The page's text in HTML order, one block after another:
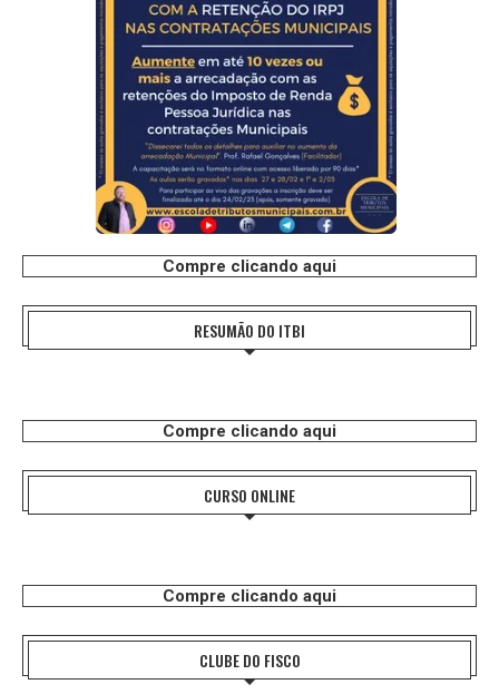
Compre clicando aqui
RESUMÃO DO ITBI
Compre clicando aqui
CURSO ONLINE
Compre clicando aqui
CLUBE DO FISCO